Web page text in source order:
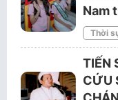
Nam
Thời
TIẾN
CỨU